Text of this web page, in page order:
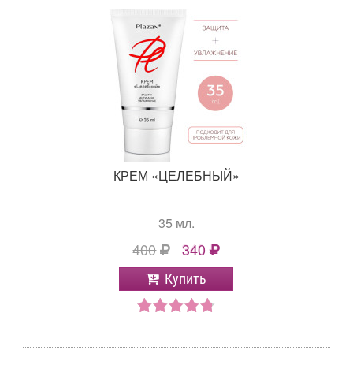
КРЕМ «ЦЕЛЕБНЫЙ»
35 мл.
400 340
Купить